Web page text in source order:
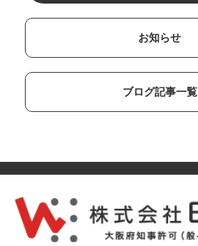
お知らせ
ブログ記事一覧